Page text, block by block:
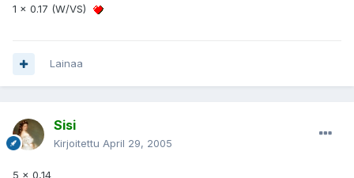
1 x 0.17 (W/VS)
Lainaa
Sisi
Kirjoitettu April 29, 2005
5 x 0,14